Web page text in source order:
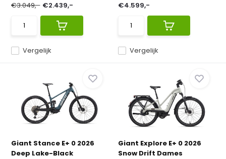
Vergelijk
€3.049,- €2.439,-
Vergelijk
€4.599,-
Giant Stance E+ 0 2026
Deep Lake-Black
Giant Explore E+ 0 2026
Snow Drift Dames